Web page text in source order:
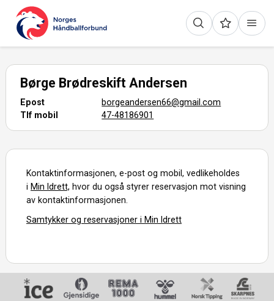
Børge Brødreskift Andersen
Epost
borgeandersen66@gmail.com
Tlf mobil
47-48186901
Kontaktinformasjonen, e-post og mobil, vedlikeholdes
i Min Idrett, hvor du også styrer reservasjon mot visning
av kontaktinformasjonen.
Samtykker og reservasjoner i Min Idrett